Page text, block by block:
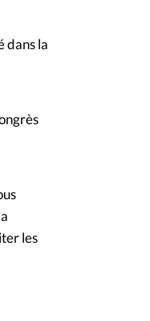
dans la
les